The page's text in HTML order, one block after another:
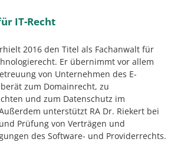
IT-Recht
2016 den Titel als Fachanwalt für
Er übernimmt vor allem
von Unternehmen des E-
zum Domainrecht, zu
und zum Datenschutz im
unterstützt RA Dr. Riekert bei
Prüfung von Verträgen und
des Software- und Providerrechts.